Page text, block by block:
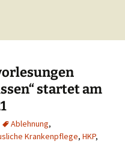
startet am
Ablehnung,
Krankenpflege, HKP,